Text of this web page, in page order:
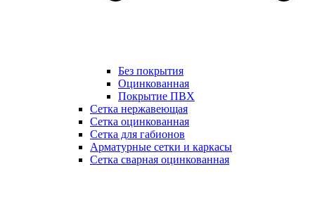
Без покрытия
Оцинкованная
Покрытие ПВХ
Сетка нержавеющая
Сетка оцинкованная
Сетка для габионов
Арматурные сетки и каркасы
Сетка сварная оцинкованная